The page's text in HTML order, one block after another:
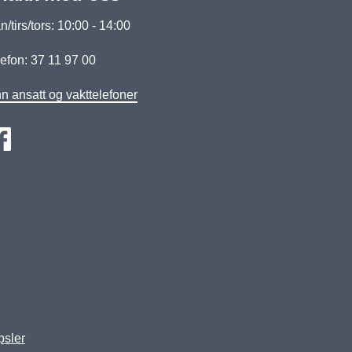
tirs/tors: 10:00 - 14:00
37 11 97 00
ansatt og vakttelefoner